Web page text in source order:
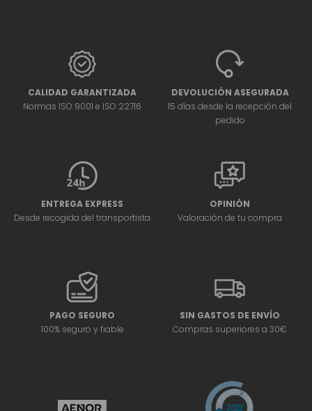
CALIDAD GARANTIZADA
Normas ISO 9001 e ISO 22716
DEVOLUCIÓN ASEGURADA
15 días desde la recepción del
pedido
ENTREGA EXPRESS
Desde recogida del transportista
OPINIÓN
Valoración de tu compra
PAGO SEGURO
100% seguro y fiable
SIN GASTOS DE ENVÍO
Compras superiores a 30€